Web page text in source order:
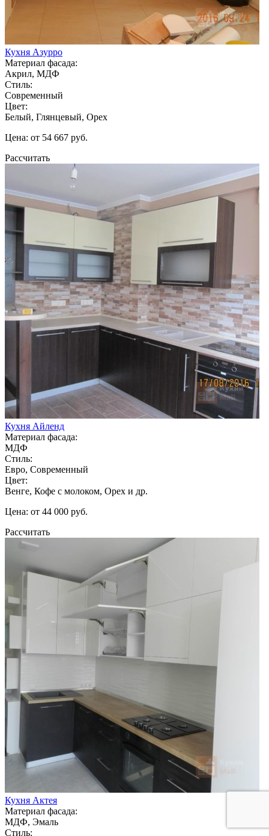
Кухня Азурро
Материал фасада:
Акрил, МДФ
Стиль:
Современный
Цвет:
Белый, Глянцевый, Орех
Цена: от 54 667 руб.
Рассчитать
Кухня Айленд
Материал фасада:
МДФ
Стиль:
Евро, Современный
Цвет:
Венге, Кофе с молоком, Орех и др.
Цена: от 44 000 руб.
Рассчитать
Кухня Актея
Материал фасада:
МДФ, Эмаль
Стиль: